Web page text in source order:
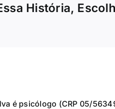
História,
é psicólogo (CRP 05/